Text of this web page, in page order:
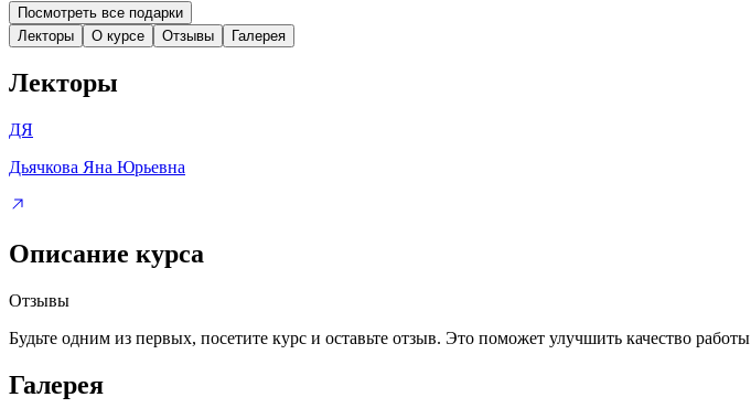
Посмотреть все подарки
Лекторы
О курсе Отзывы Галерея
Лекторы
ДЯ
Дьячкова Яна Юрьевна
Описание курса
Отзывы
Будьте одним из первых, посетите курс и оставьте отзыв. Это поможет улучшить качество работы
Галерея